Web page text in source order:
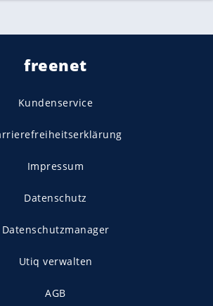
freenet
Kundenservice
Impressum
Datenschutz
Datenschutzmanager
Utiq verwalten
AGB